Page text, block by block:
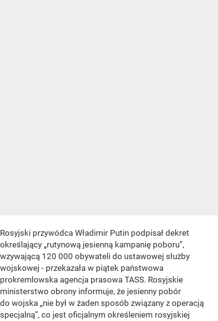
Rosyjski przywódca Władimir Putin podpisał dekret
określający „rutynową jesienną kampanię poboru”,
wzywającą 120 000 obywateli do ustawowej służby
wojskowej - przekazała w piątek państwowa
prokremlowska agencja prasowa TASS. Rosyjskie
ministerstwo obrony informuje, że jesienny pobór
do wojska „nie był w żaden sposób związany z operacją
specjalną”, co jest oficjalnym określeniem rosyjskiej